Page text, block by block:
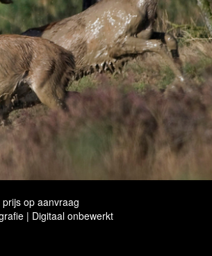
op aanvraag
| Digitaal onbewerkt